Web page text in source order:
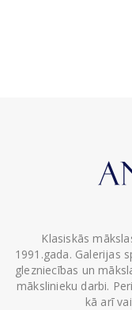
Klasiskās
1991.gada. Galerijas
glezniecības un
mākslinieku darbi.
kā arī